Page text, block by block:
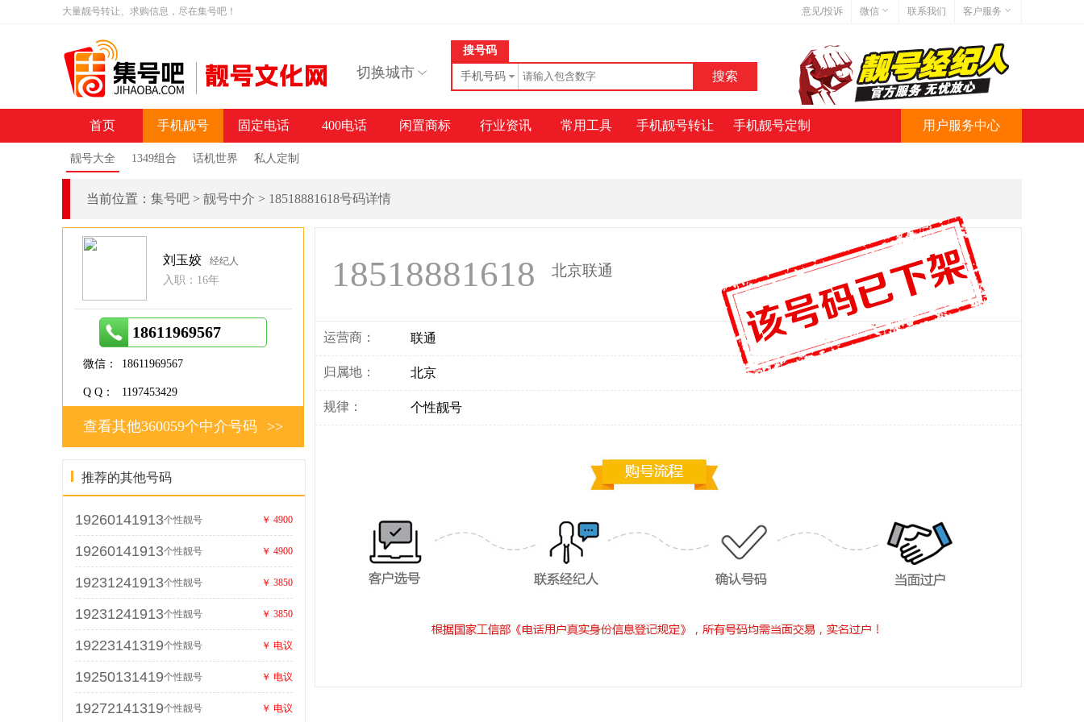
大量靓号转让、求购信息，尽在集号吧！ 意见/投诉 微信
微信号:jihaoba999
联系我们
客户服务
网站地图
网站简介
切换城市
搜号码
手机号码
首页 手机靓号
靓号大全 1349组合 话机世界 私人定制
固定电话 400电话 闲置商标 行业资讯 常用工具 手机靓号转让 手机靓号定制 用户服务中心
当前位置： 集号吧 > 靓号中介 > 18518881618号码详情
18518881618 北京联通
运营商： 联通
归属地： 北京
规律： 个性靓号
刘玉姣 经纪人
入职：16年
18611969567
微信： 18611969567
Q Q： 1197453429
>>
查看其他360059个中介号码
推荐的其他号码
19260141913个性靓号 ￥ 4900
19260141913个性靓号 ￥ 4900
19231241913个性靓号 ￥ 3850
19231241913个性靓号 ￥ 3850
19223141319个性靓号 ￥ 电议
19250131419个性靓号 ￥ 电议
19272141319个性靓号 ￥ 电议